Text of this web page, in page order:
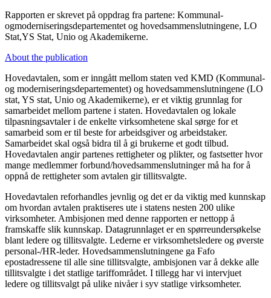
Rapporten er skrevet på oppdrag fra partene: Kommunal-
ogmoderniseringsdepartementet og hovedsammenslutningene, LO
Stat,YS Stat, Unio og Akademikerne.
About the publication
Hovedavtalen, som er inngått mellom staten ved KMD (Kommunal-
og moderniseringsdepartementet) og hovedsammenslutningene (LO
stat, YS stat, Unio og Akademikerne), er et viktig grunnlag for
samarbeidet mellom partene i staten. Hovedavtalen og lokale
tilpasningsavtaler i de enkelte virksomhetene skal sørge for et
samarbeid som er til beste for arbeidsgiver og arbeidstaker.
Samarbeidet skal også bidra til å gi brukerne et godt tilbud.
Hovedavtalen angir partenes rettigheter og plikter, og fastsetter hvor
mange medlemmer forbund/hovedsammenslutninger må ha for å
oppnå de rettigheter som avtalen gir tillitsvalgte.
Hovedavtalen reforhandles jevnlig og det er da viktig med kunnskap
om hvordan avtalen praktiseres ute i statens nesten 200 ulike
virksomheter. Ambisjonen med denne rapporten er nettopp å
framskaffe slik kunnskap. Datagrunnlaget er en spørreundersøkelse
blant ledere og tillitsvalgte. Lederne er virksomhetsledere og øverste
personal-/HR-leder. Hovedsammenslutningene ga Fafo
epostadressene til alle sine tillitsvalgte, ambisjonen var å dekke alle
tillitsvalgte i det statlige tariffområdet. I tillegg har vi intervjuet
ledere og tillitsvalgt på ulike nivåer i syv statlige virksomheter.